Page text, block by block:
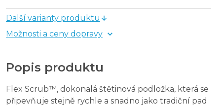
Další varianty produktu
Možnosti a ceny dopravy
Popis produktu
Flex Scrub™, dokonalá štětinová podložka, která se
připevňuje stejně rychle a snadno jako tradiční pad